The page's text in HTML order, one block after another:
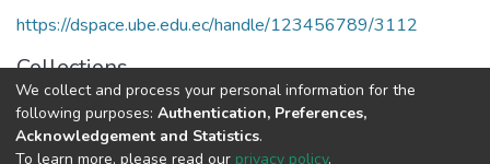
https://dspace.ube.edu.ec/handle/123456789/3112
Collections
Tesis
Full item page
We collect and process your personal information for the
following purposes: Authentication, Preferences,
Acknowledgement and Statistics.
To learn more, please read our privacy policy.